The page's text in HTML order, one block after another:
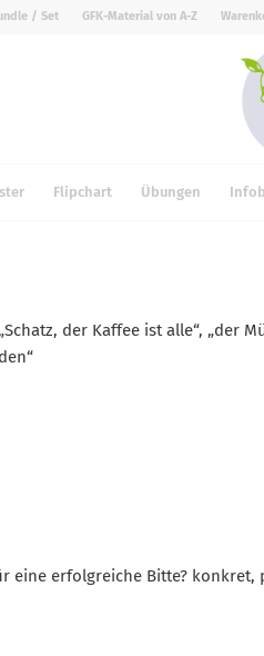
/ Set GFK-Material von A-Z
Flipchart Übungen
der Kaffee ist alle“, „der
eine erfolgreiche Bitte? konkret,